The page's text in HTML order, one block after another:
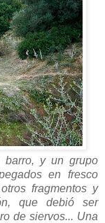
y un grupo
en fresco
fragmentos y
que debió ser
de siervos... Una